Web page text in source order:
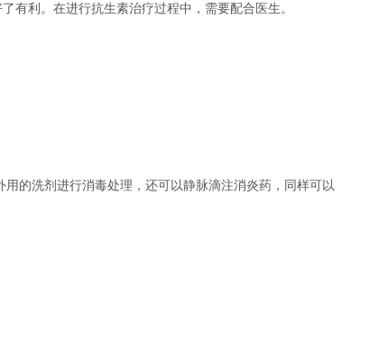
有利。在进行抗生素治疗过程中，需要配合医生。
洗剂进行消毒处理，还可以静脉滴注消炎药，同样可以